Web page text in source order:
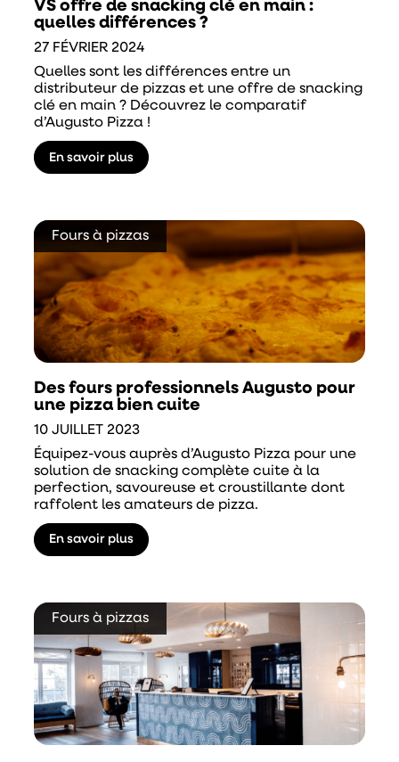
VS offre de snacking clé en main :
quelles différences ?
27 FÉVRIER 2024
Quelles sont les différences entre un
distributeur de pizzas et une offre de snacking
clé en main ? Découvrez le comparatif
d’Augusto Pizza !
En savoir plus
Fours à pizzas
Des fours professionnels Augusto pour
une pizza bien cuite
10 JUILLET 2023
Équipez-vous auprès d’Augusto Pizza pour une
solution de snacking complète cuite à la
perfection, savoureuse et croustillante dont
raffolent les amateurs de pizza.
En savoir plus
Fours à pizzas